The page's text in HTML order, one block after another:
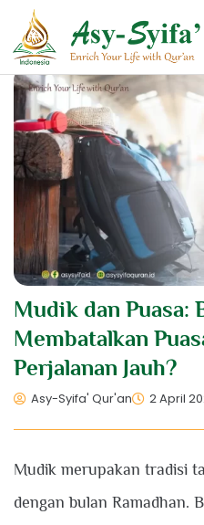
Mudik dan Puasa:
Membatalkan
Perjalanan Jauh?
Asy-Syifa' Qur'an 2 April
Mudik merupakan tradisi
dengan bulan Ramadhan.